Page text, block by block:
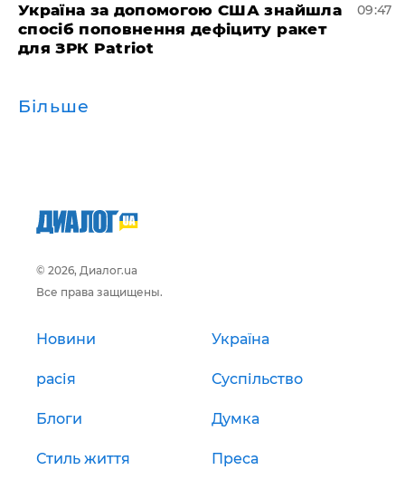
Україна за допомогою США знайшла
спосіб поповнення дефіциту ракет
для ЗРК Patriot
09:47
Більше
© 2026, Диалог.ua
Все права защищены.
Новини Україна
расія Суспільство
Блоги Думка
Стиль життя Преса